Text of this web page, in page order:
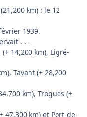
km) : le 12
1939.
. . .
14,200 km), Ligré-
Tavant (+ 28,200
km), Trogues (+
47,300 km) et Port-de-